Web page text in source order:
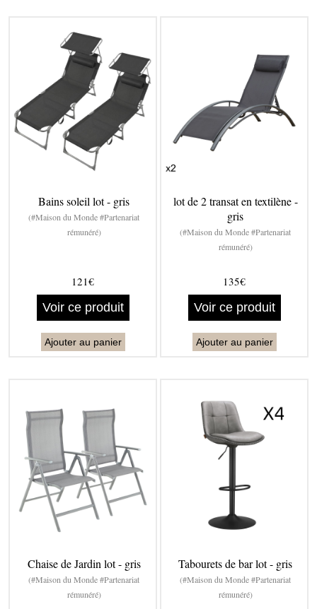
Bains soleil lot - gris
(#Maison du Monde #Partenariat
rémunéré)
121€
Voir ce produit
Ajouter au panier
lot de 2 transat en textilène -
gris
(#Maison du Monde #Partenariat
rémunéré)
135€
Voir ce produit
Ajouter au panier
Chaise de Jardin lot - gris
(#Maison du Monde #Partenariat
rémunéré)
Tabourets de bar lot - gris
(#Maison du Monde #Partenariat
rémunéré)